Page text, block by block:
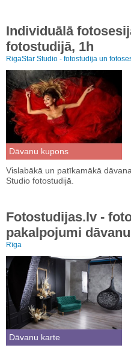
Individuālā
fotostudijā, 1h
RigaStar Studio - fotostudija un
Dāvanu kupons
Vislabākā un patīkamākā
Studio fotostudijā.
Fotostudijas.lv -
pakalpojumi
Rīga
Dāvanu karte